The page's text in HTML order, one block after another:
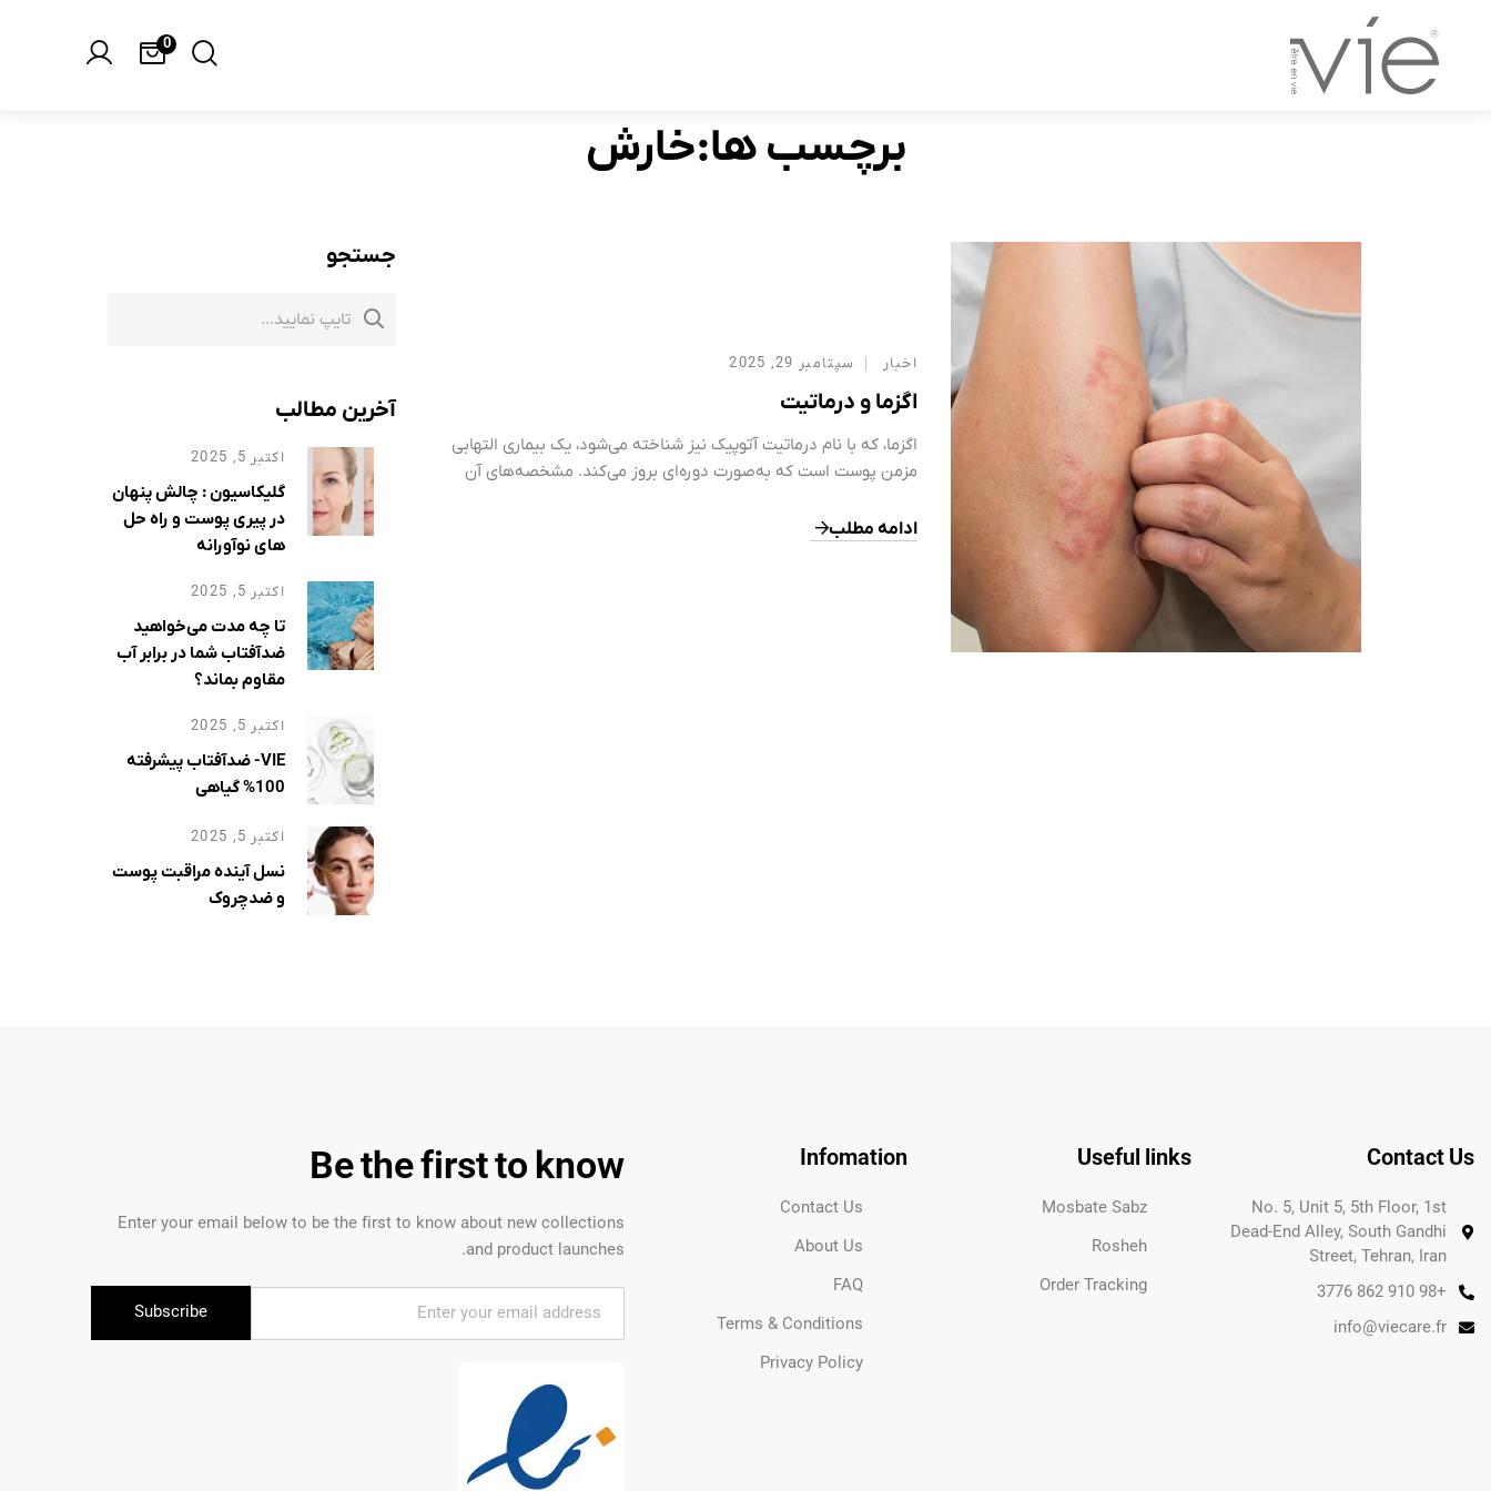
0
برچسب ها:خارش
اخبار سپتامبر 29, 2025
اگزما و درماتیت
اگزما، که با نام درماتیت آتوپیک نیز شناخته می‌شود، یک بیماری التهابی
مزمن پوست است که به‌صورت دوره‌ای بروز می‌کند. مشخصه‌های آن
پوسته‌ریزی می‌باشد. این مشکل اغلب از دوران کودکی شروع می‌شود و با
ادامه مطلب
جستجو
آخرین مطالب
اکتبر 5, 2025
گلیکاسیون : چالش پنهان
در پیری پوست و راه حل
های نوآورانه
اکتبر 5, 2025
تا چه مدت می‌خواهید
ضدآفتاب شما در برابر آب
مقاوم بماند؟
اکتبر 5, 2025
VIE- ضدآفتاب پیشرفته
100% گیاهی
اکتبر 5, 2025
نسل آینده مراقبت پوست
و ضدچروک
Contact Us
No. 5, Unit 5, 5th Floor, 1st
Dead-End Alley, South Gandhi
Street, Tehran, Iran
+98 910 862 3776
info@viecare.fr
Useful links
Mosbate Sabz
Rosheh
Order Tracking
Infomation
Contact Us
About Us
FAQ
Terms & Conditions
Privacy Policy
Be the first to know
Enter your email below to be the first to know about new collections
and product launches.
Subscribe